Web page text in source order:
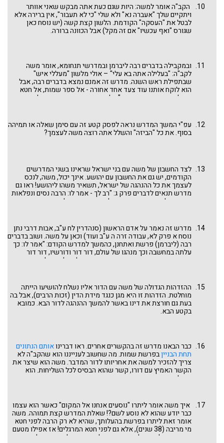
הקב"ה אומר למשה: היות שגם כעת אתה מבקש שאני אוותר
ויתקיים שלך "אעברה נא" ולא שלי "כי לא תעבור", אין ברירה אלא
לבטל את "העסקה" הקודמת. הלשון קצת קשה (יש נוסח כאן
שגורס "ואף עכשיו" אם זה מקל) אבל הכוונה ברורה.
ובמקבילה בדברים רבה ליברמן ובמדרשי תנחומא, אומר משה
לקב"ה: "בעלילה אתה בא עלי" – אולי מלשון "מעללי איש"
שבתפילת ראש השנה. מדרש זה אמנם נמצא בדברים רבה, אבל
הוא לוקח אותנו עוד צעד אחד אחורה - אל ספר שמות, אל חטא
העגל. בעימות שם בין הקב"ה לעם, נקט משה את הצד של העם.
גוף המדרש מדבר בברור על "לא תעבור את הירדן הזה". שכחת
משה - אומר לו הקב"ה - שעשית איתי "עסקה". אך מה באמת
הפירוש של "עסקה" זו? מדוע יכול להתקיים או "סלח נא" או
כך: תחליט אם אתה בא אלי כאדם פרטי או כאיש ציבור. אינך יכול
להיות שניהם בעת ובעונה אחת. בחטא העגל (ובמרגלים) באת כמנהיג
ואיש ציבור וזו הסיבה העיקרית שבגללה סלחתי. כמנהיג ואיש ציבור
עליך לקבל את הגזירה שלא תכנס לארץ. אם כעת אתה משיל מעליך
את תפקיד המנהיג ובא כאיש פרטי, אני צריך לבטל, רטרואקטיבית,
עפ"י המשך המדרש נראה לפסק קטע זה עם סימן שאלה או תמיהה
בסוף. את כל "הביזה" והשלל אתה רוצה משה לעצמך?
לצד החשבון של משה עם בני ישראל שראינו בשני המדרשים
הקודמים, יש גם את החשבון עם יהושע. אינך יכול, משה, לנכס
לעצמך את כל ההנהגה של ישראל, תשאיר משהו ליהושע! ראו גם
מדרש תנאים לדברים פרק ג: "רב לך - אמר לו: הרבה נסים ונפלאות
עשיתי על ידך, עכשיו ארכי של יהושע דוחקת לפני, שבשעה
ראו שם המשל על האפרכוס (משנה למלך) שהיה רגיל לצאת ולבוא
בארמון המלך כרצונו ואף לגזור עליו לעשות דברים כרצונו, וכעת
מבקש להיכנס לפלטין המלך והשוער לא מניח לו". וכבר נגענו
במקצת בנושא של "הגיעה שעתו של יהושע" כגורם (נוסף) למיתתו
של משה ואי כניסתו לארץ, ראו דברינוחילופי דורות ומשמרות
אחריו: "הבאים אחריך בהמה ירעו"? (מגילה כח ע"א). ויש עוד
להוסיף ודרוש בנושא "רב לך" בהזדמנות אחרת.
מדרש זה נאמר על אדם הראשון (סנהדרין לח ע"ב, אבות דרבי נתן
נוסח א פרק לא, עבודה זרה ה ע"ב ועוד) וכאן על משה. ושוב בדברים
רבה (ליברמן) פרשת ואתחנן, כהמשך למדרש הקודם: "אמר לו: כך
עלתה במחשבה וכך מנהגו של עולם, דור דור ודורשיו, דור דור
ופרנסיו, דור דור ומנהיגיו, עד עכשו היה חלקך לשרת לפני, ועכשיו
ההזדהות הגדולה של משה עם הדור אליו נשלח להושיעו הייתה
מוחלטת. הזדהות זו היא מגן כנגד מידת הדין (זכות הרבים), אבל בה
בעת גם חורצת את דינו באשר להמשך ההנהגה לדור הבא. כמובא
בקטע הבא.
כבר הבאנו מדרש זה בהקשרים אחרים. ראו דברינואותם הנתונים
תחת הבנייןבפרשת שמות. מה שחשוב לענייננו הוא שהקב"ה לא
צריך להזכיר למשה את אחריותו לדור המדבר. משה הוא שיצר את
הקשר האמיץ עם דורו, קשר שהוא הבסיס לכל השליחות. הוא
תחילתה והוא סופה.
איך משה אומר ליתרו "נוסעים אנחנו אל המקום" כאשר הוא עצמו
כבר יודע שהוא לא נוסע לשם?! שאלת המדרש קצת תמוהה. משה
אומר זאת ליתרו בפרשת בהעלותך, שהיא לא רק הרבה לפני חטא
מי מריבה (38 שנים), אלא גם לפני חטא המרגלים! אז אפילו מטעם
אחריותו של משה לדור המדבר - לחטא המרגלים - עדיין לא נגזרה